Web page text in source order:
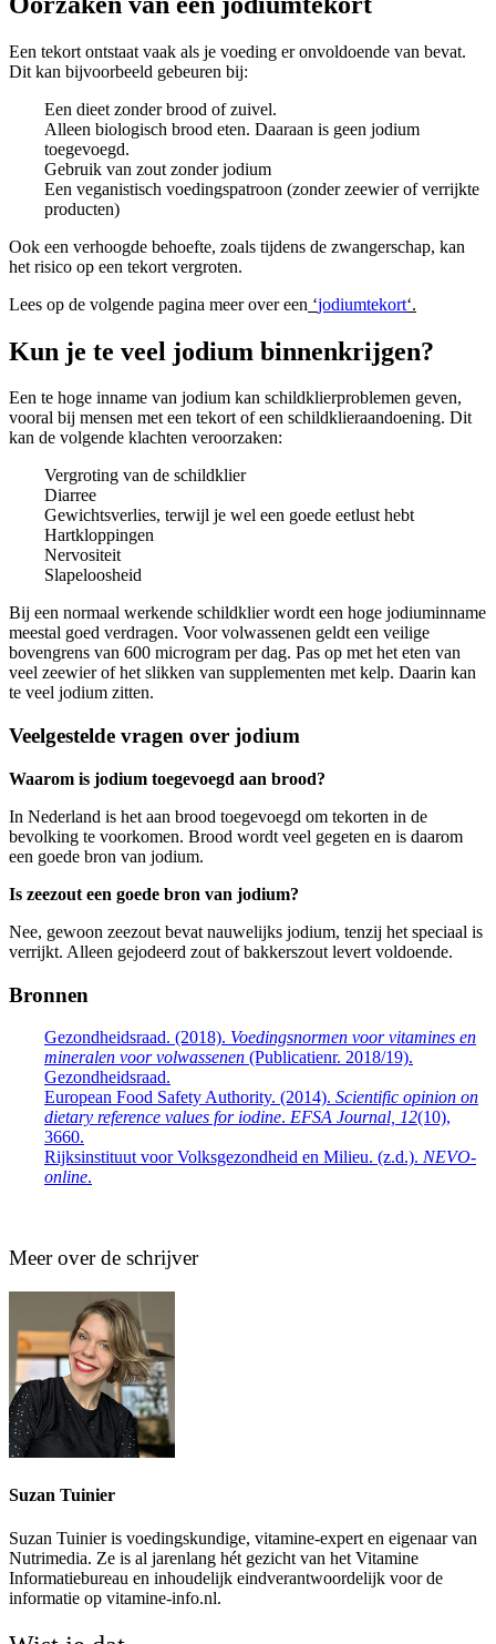
Een tekort ontstaat vaak als je voeding er onvoldoende van bevat.
Dit kan bijvoorbeeld gebeuren bij:
Een dieet zonder brood of zuivel.
Alleen biologisch brood eten. Daaraan is geen jodium
toegevoegd.
Gebruik van zout zonder jodium
Een veganistisch voedingspatroon (zonder zeewier of verrijkte
producten)
Ook een verhoogde behoefte, zoals tijdens de zwangerschap, kan
het risico op een tekort vergroten.
Lees op de volgende pagina meer over een ‘jodiumtekort‘.
Kun je te veel jodium binnenkrijgen?
Een te hoge inname van jodium kan schildklierproblemen geven,
vooral bij mensen met een tekort of een schildklieraandoening. Dit
kan de volgende klachten veroorzaken:
Vergroting van de schildklier
Diarree
Gewichtsverlies, terwijl je wel een goede eetlust hebt
Hartkloppingen
Nervositeit
Slapeloosheid
Bij een normaal werkende schildklier wordt een hoge jodiuminname
meestal goed verdragen. Voor volwassenen geldt een veilige
bovengrens van 600 microgram per dag. Pas op met het eten van
veel zeewier of het slikken van supplementen met kelp. Daarin kan
te veel jodium zitten.
Veelgestelde vragen over jodium
Waarom is jodium toegevoegd aan brood?
In Nederland is het aan brood toegevoegd om tekorten in de
bevolking te voorkomen. Brood wordt veel gegeten en is daarom
een goede bron van jodium.
Is zeezout een goede bron van jodium?
Nee, gewoon zeezout bevat nauwelijks jodium, tenzij het speciaal is
verrijkt. Alleen gejodeerd zout of bakkerszout levert voldoende.
Bronnen
Gezondheidsraad. (2018). Voedingsnormen voor vitamines en
mineralen voor volwassenen (Publicatienr. 2018/19).
Gezondheidsraad.
European Food Safety Authority. (2014). Scientific opinion on
dietary reference values for iodine. EFSA Journal, 12(10),
3660.
Rijksinstituut voor Volksgezondheid en Milieu. (z.d.). NEVO-
online.
Meer over de schrijver
Suzan Tuinier
Suzan Tuinier is voedingskundige, vitamine-expert en eigenaar van
Nutrimedia. Ze is al jarenlang hét gezicht van het Vitamine
Informatiebureau en inhoudelijk eindverantwoordelijk voor de
informatie op vitamine-info.nl.